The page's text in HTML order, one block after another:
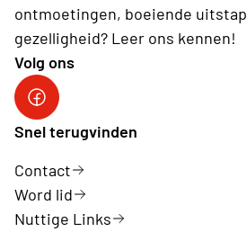
ontmoetingen, boeiende
gezelligheid? Leer ons kennen!
Volg ons
Facebook Neos Knokke-Heist
Snel terugvinden
Contact
Word lid
Nuttige Links